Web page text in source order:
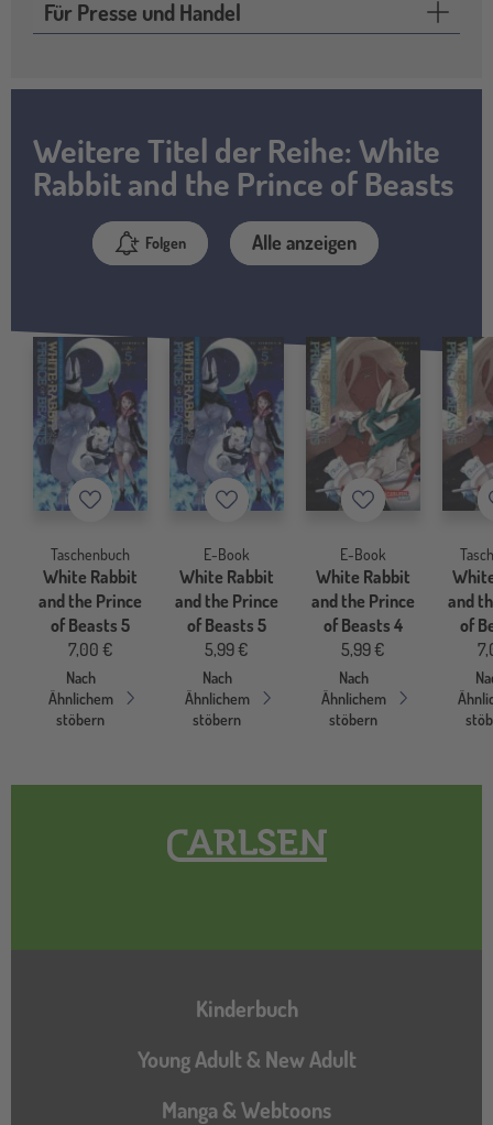
Für Presse und Handel
Weitere Titel der Reihe: White
Rabbit and the Prince of Beasts
Folgen Alle anzeigen
Merkzettel
Taschenbuch
White Rabbit
and the Prince
of Beasts 5
7,00 €
Nach
Ähnlichem
stöbern
Merkzettel
E-Book
White Rabbit
and the Prince
of Beasts 5
5,99 €
Nach
Ähnlichem
stöbern
Merkzettel
E-Book
White Rabbit
and the Prince
of Beasts 4
5,99 €
Nach
Ähnlichem
stöbern
and
of
Hauptnavigation
Kinderbuch
Young Adult & New Adult
Manga & Webtoons